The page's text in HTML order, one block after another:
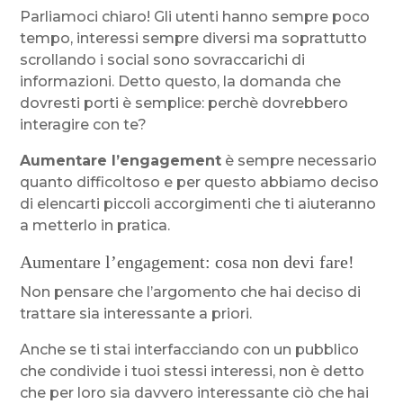
Parliamoci chiaro! Gli utenti hanno sempre poco
tempo, interessi sempre diversi ma soprattutto
scrollando i social sono sovraccarichi di
informazioni. Detto questo, la domanda che
dovresti porti è semplice: perchè dovrebbero
interagire con te?
Aumentare l’engagement è sempre necessario
quanto difficoltoso e per questo abbiamo deciso
di elencarti piccoli accorgimenti che ti aiuteranno
a metterlo in pratica.
Aumentare l’engagement: cosa non devi fare!
Non pensare che l’argomento che hai deciso di
trattare sia interessante a priori.
Anche se ti stai interfacciando con un pubblico
che condivide i tuoi stessi interessi, non è detto
che per loro sia davvero interessante ciò che hai